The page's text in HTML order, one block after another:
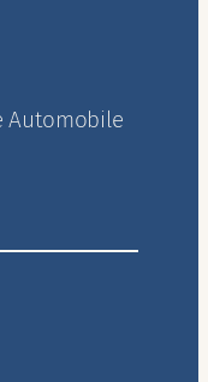
Automobile